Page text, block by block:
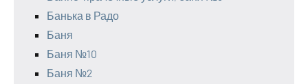
Банька в Радо
Баня
Баня №10
Баня №2